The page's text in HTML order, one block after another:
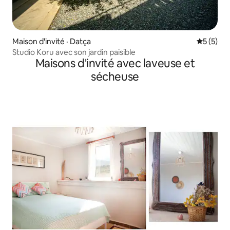
Maison d'invité · Datça Note
5 (5)
Studio Koru avec son jardin paisible
Maisons d'invité avec laveuse et
sécheuse